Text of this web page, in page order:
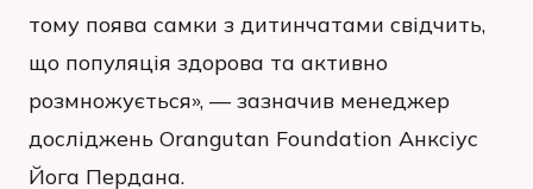
тому поява самки з дитинчатами свідчить,
що популяція здорова та активно
розмножується», — зазначив менеджер
досліджень Orangutan Foundation Анксіус
Йога Пердана.